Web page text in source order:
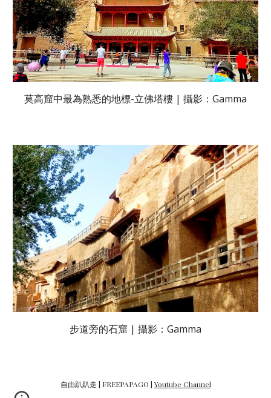
莫高窟中最為熟悉的地標-立佛塔樓 | 攝影：Gamma
步道旁的石窟 | 攝影：Gamma
自由趴趴走 | FREEPAPAGO | Youtube Channel